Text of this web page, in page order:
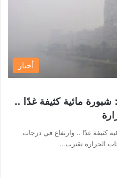
أخبار
شبورة مائية كثيفة غدًا ..
كثيفة غدًا .. وارتفاع في درجات
الحرارة تقترب…